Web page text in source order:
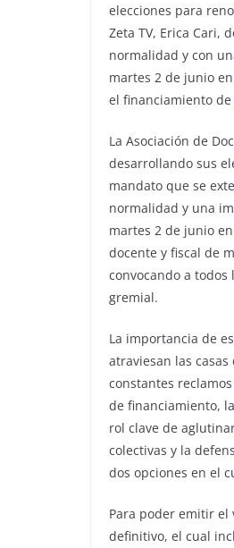
elecciones para
Zeta TV, Erica Cari,
normalidad y con
martes 2 de junio
el financiamiento
La Asociación de
desarrollando sus
mandato que se
normalidad y una
martes 2 de junio
docente y fiscal de
convocando a
gremial.
La importancia de
atraviesan las
constantes
de financiamiento,
rol clave de
colectivas y la
dos opciones en el
Para poder emitir
definitivo, el cual